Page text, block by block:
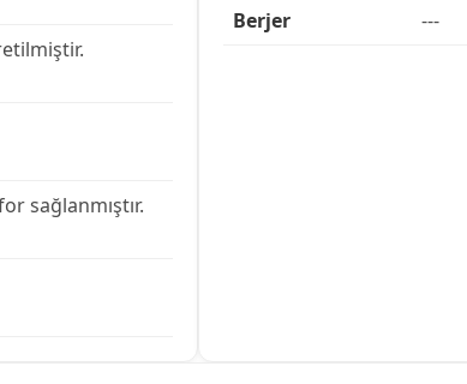
sağlanmıştır.
Berjer
---